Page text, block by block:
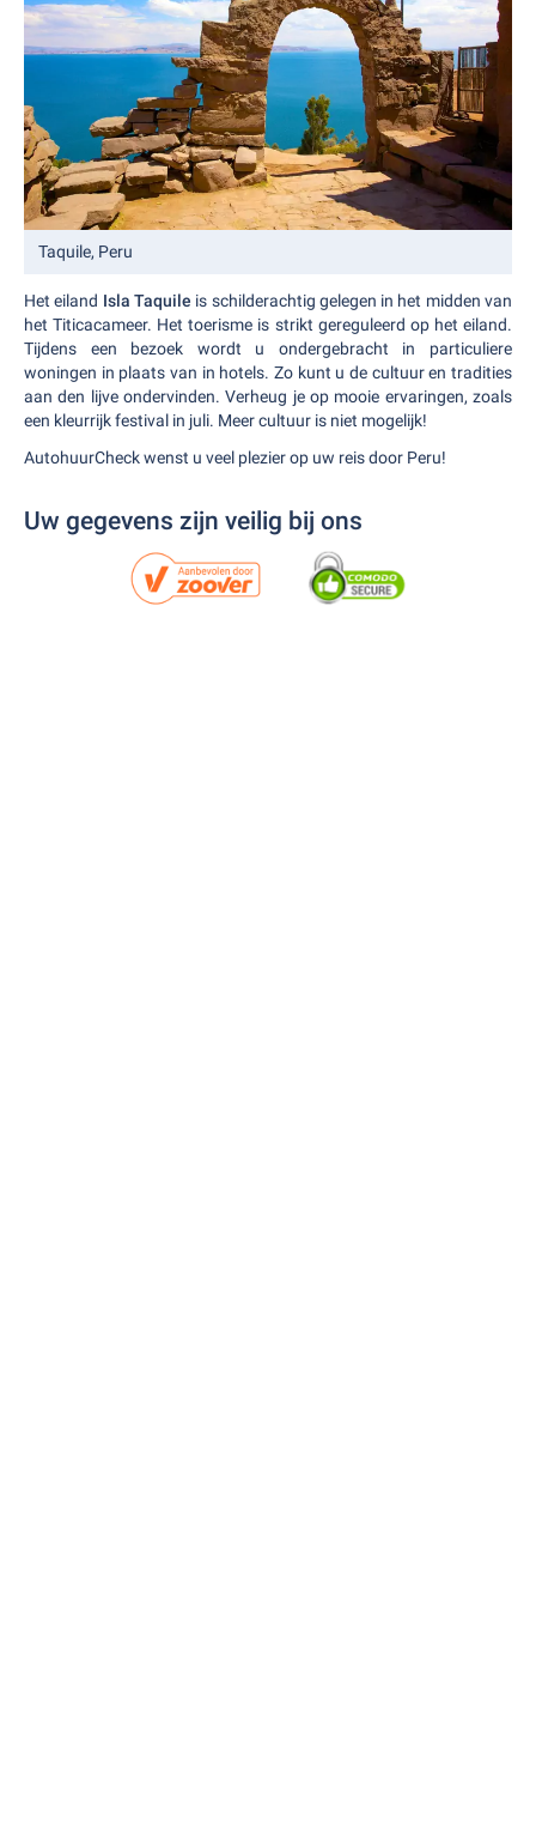
Taquile, Peru
Het eiland Isla Taquile is schilderachtig gelegen in het midden van
het Titicacameer. Het toerisme is strikt gereguleerd op het eiland.
Tijdens een bezoek wordt u ondergebracht in particuliere
woningen in plaats van in hotels. Zo kunt u de cultuur en tradities
aan den lijve ondervinden. Verheug je op mooie ervaringen, zoals
een kleurrijk festival in juli. Meer cultuur is niet mogelijk!
AutohuurCheck wenst u veel plezier op uw reis door Peru!
Uw gegevens zijn veilig bij ons